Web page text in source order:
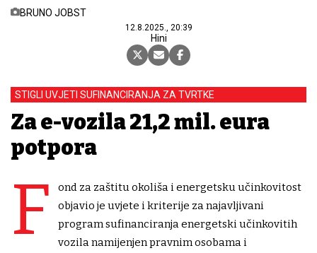
BRUNO JOBST
12.8.2025., 20:39
Hini
STIGLI UVJETI SUFINANCIRANJA ZA TVRTKE
Za e-vozila 21,2 mil. eura
potpora
F
ond za zaštitu okoliša i energetsku učinkovitost
objavio je uvjete i kriterije za najavljivani
program sufinanciranja energetski učinkovitih
vozila namijenjen pravnim osobama i